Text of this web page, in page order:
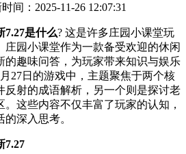
间：2025-11-26 12:07:31
7.27是什么? 这是许多庄园小课堂玩
庄园小课堂作为一款备受欢迎的休闲
的趣味问答，为玩家带来知识与娱乐
27日的游戏中，主题聚焦于两个核
反射的成语解析，另一个则是探讨老
这些内容不仅丰富了玩家的认知，
深入思考。
7.27